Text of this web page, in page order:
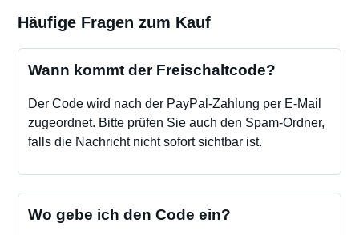
Häufige Fragen zum Kauf
Wann kommt der Freischaltcode?
Der Code wird nach der PayPal-Zahlung per E-Mail
zugeordnet. Bitte prüfen Sie auch den Spam-Ordner,
falls die Nachricht nicht sofort sichtbar ist.
Wo gebe ich den Code ein?